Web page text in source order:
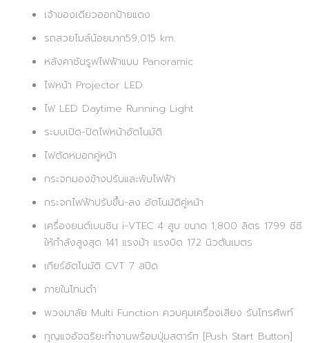
เจ้าของเดียวออกป้ายแดง
รถสวยไมล์น้อยมาก59,015 km.
หลังคาซันรูฟไฟฟ้าแบบ Panoramic
ไฟหน้า Projector LED
ไฟ LED Daytime Running Light
ระบบเปิด-ปิดไฟหน้าอัตโนมัติ
ไฟตัดหมอกคู่หน้า
กระจกมองข้างปรับและพับไฟฟ้า
กระจกไฟฟ้าปรับขึ้น-ลง อัตโนมัติคู่หน้า
เครื่องยนต์เบนซิน i-VTEC 4 สูบ ขนาด 1,800 ลิตร 1799 ซีซี
ให้กำลังสูงสุด 141 แรงม้า แรงบิด 172 นิวตันเมตร
เกียร์อัตโนมัติ CVT 7 สปีด
ภายในโทนดำ
พวงมาลัย Multi Function ควบคุมเครื่องเสียง รับโทรศัพท์
กุญแจอัจฉริยะทำงานพร้อมปุ่มสตาร์ท [Push Start Button]